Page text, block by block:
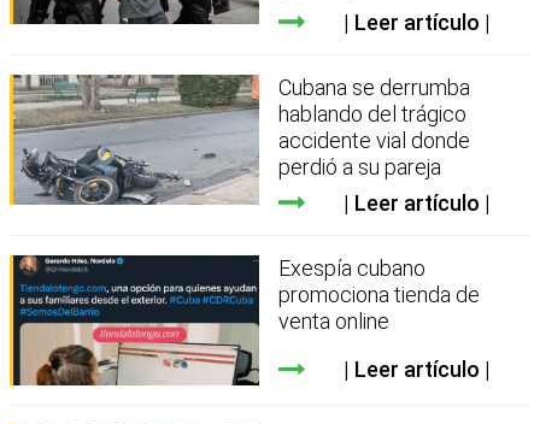
Leer artículo
Cubana se derrumba
hablando del trágico
accidente vial donde
perdió a su pareja
Leer artículo
Exespía cubano
promociona tienda de
venta online
Leer artículo